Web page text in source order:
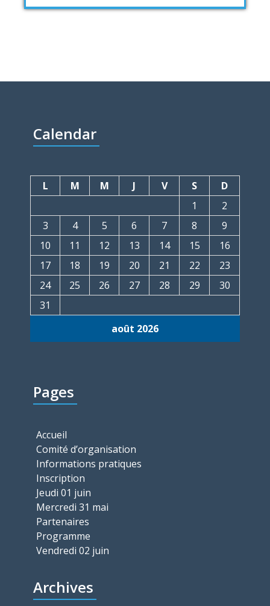
Calendar
août 2026
L M M J V S
D
1
2
3
4 5 6 7 8
9
10
11 12 13 14 15
16
17
18 19 20 21 22
23
24
25 26 27 28 29
30
31
Pages
Accueil
Comité d’organisation
Informations pratiques
Inscription
Jeudi 01 juin
Mercredi 31 mai
Partenaires
Programme
Vendredi 02 juin
Archives